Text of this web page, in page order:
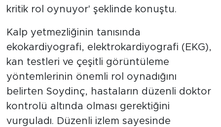
kritik rol oynuyor' şeklinde konuştu.
Kalp yetmezliğinin tanısında
ekokardiyografi, elektrokardiyografi (EKG),
kan testleri ve çeşitli görüntüleme
yöntemlerinin önemli rol oynadığını
belirten Soydinç, hastaların düzenli doktor
kontrolü altında olması gerektiğini
vurguladı. Düzenli izlem sayesinde